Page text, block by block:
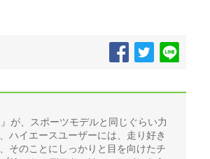
が、スポーツモデルと同じぐらい力
ハイエースユーザーには、走り好き
そのことにしっかりと目を向けたチ